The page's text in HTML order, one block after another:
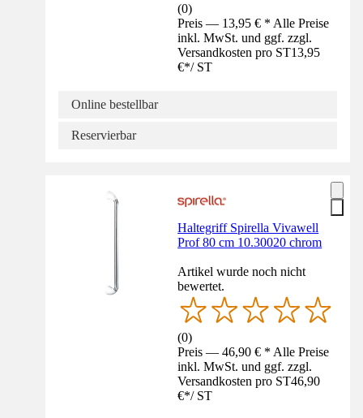
(0)
Preis — 13,95 € * Alle Preise
inkl. MwSt. und ggf. zzgl.
Versandkosten pro ST13,95
€*/ ST
Online bestellbar
Reservierbar
Haltegriff Spirella Vivawell
Prof 80 cm 10.30020 chrom
Artikel wurde noch nicht
bewertet.
(0)
Preis — 46,90 € * Alle Preise
inkl. MwSt. und ggf. zzgl.
Versandkosten pro ST46,90
€*/ ST